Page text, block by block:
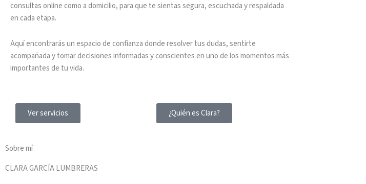
consultas online como a domicilio, para que te sientas segura, escuchada y respaldada
en cada etapa.
Aquí encontrarás un espacio de confianza donde resolver tus dudas, sentirte
acompañada y tomar decisiones informadas y conscientes en uno de los momentos más
importantes de tu vida.
Ver servicios ¿Quién es Clara?
Sobre mí
CLARA GARCÍA LUMBRERAS